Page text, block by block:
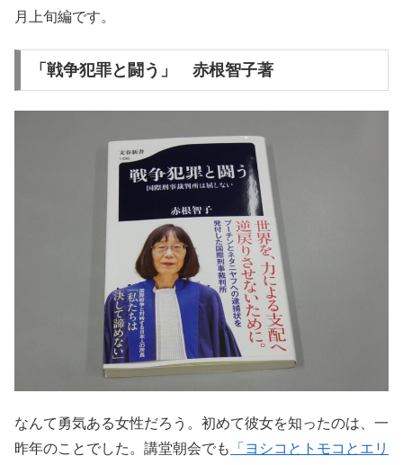
月上旬編です。
「戦争犯罪と闘う」 赤根智子著
なんて勇気ある女性だろう。初めて彼女を知ったのは、一
昨年のことでした。講堂朝会でも
「ヨシコとトモコとエリ